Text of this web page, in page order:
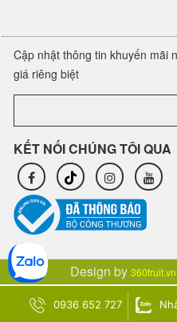
Cập nhật thông tin khuyến mãi
giá riêng biệt
KẾT NỐI CHÚNG TÔI QUA
Design by 360fruit.vn
0936 652 727